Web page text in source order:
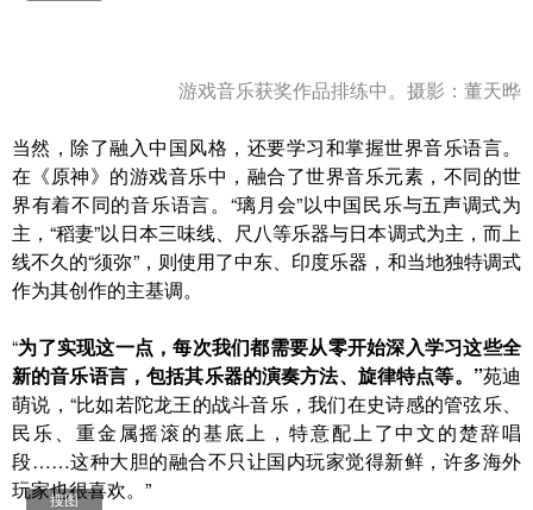
游戏音乐获奖作品排练中。摄影：董天晔
当然，除了融入中国风格，还要学习和掌握世界音乐语言。
在《原神》的游戏音乐中，融合了世界音乐元素，不同的世
界有着不同的音乐语言。“璃月会”以中国民乐与五声调式为
主，“稻妻”以日本三味线、尺八等乐器与日本调式为主，而上
线不久的“须弥”，则使用了中东、印度乐器，和当地独特调式
作为其创作的主基调。
“为了实现这一点，每次我们都需要从零开始深入学习这些全
新的音乐语言，包括其乐器的演奏方法、旋律特点等。”苑迪
萌说，“比如若陀龙王的战斗音乐，我们在史诗感的管弦乐、
民乐、重金属摇滚的基底上，特意配上了中文的楚辞唱
段……这种大胆的融合不只让国内玩家觉得新鲜，许多海外
玩家也很喜欢。”
搜图